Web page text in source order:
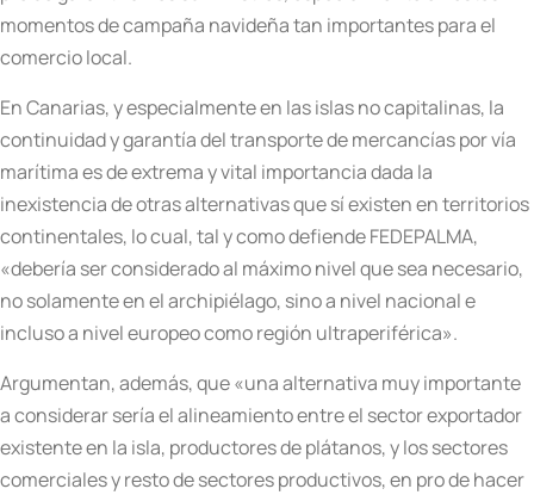
momentos de campaña navideña tan importantes para el
comercio local.
En Canarias, y especialmente en las islas no capitalinas, la
continuidad y garantía del transporte de mercancías por vía
marítima es de extrema y vital importancia dada la
inexistencia de otras alternativas que sí existen en territorios
continentales, lo cual, tal y como defiende FEDEPALMA,
«debería ser considerado al máximo nivel que sea necesario,
no solamente en el archipiélago, sino a nivel nacional e
incluso a nivel europeo como región ultraperiférica».
Argumentan, además, que «una alternativa muy importante
a considerar sería el alineamiento entre el sector exportador
existente en la isla, productores de plátanos, y los sectores
comerciales y resto de sectores productivos, en pro de hacer